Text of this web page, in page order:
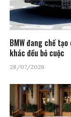
BMW đang chế
khác đều bỏ cuộc
28/07/2026